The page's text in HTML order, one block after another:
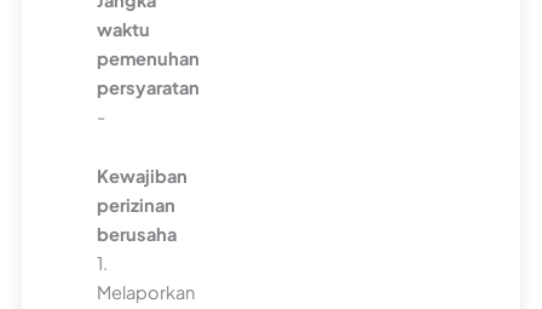
waktu
pemenuhan
persyaratan
-
Kewajiban
perizinan
berusaha
1.
Melaporkan